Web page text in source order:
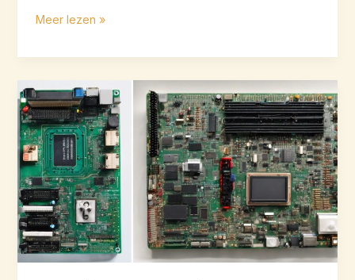
7
soldeertechnieken
doorlopende
componenten
onthuld
Meer lezen »